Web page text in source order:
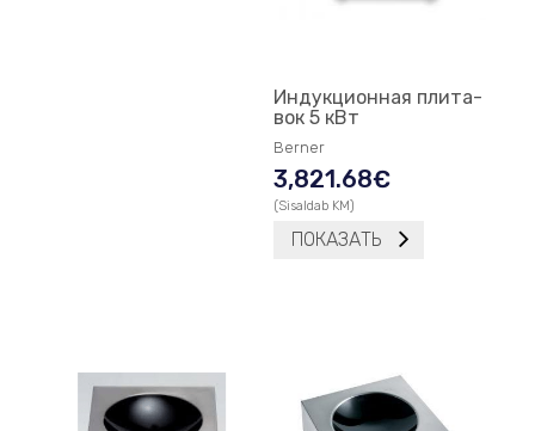
Индукционная плита-
вок 5 кВт
Berner
3,821.68€
(Sisaldab KM)
ПОКАЗАТЬ